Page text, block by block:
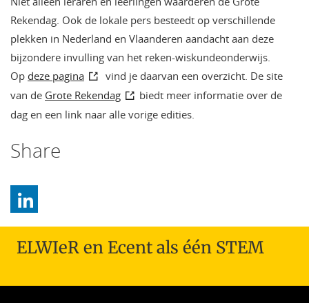
Rekendag. Ook de lokale pers besteedt op verschillende
plekken in Nederland en Vlaanderen aandacht aan deze
bijzondere invulling van het reken-wiskundeonderwijs.
Op deze pagina
vind je daarvan een overzicht. De site
van de Grote Rekendag
biedt meer informatie over de
dag en een link naar alle vorige edities.
Share
ELWIeR en Ecent als één STEM